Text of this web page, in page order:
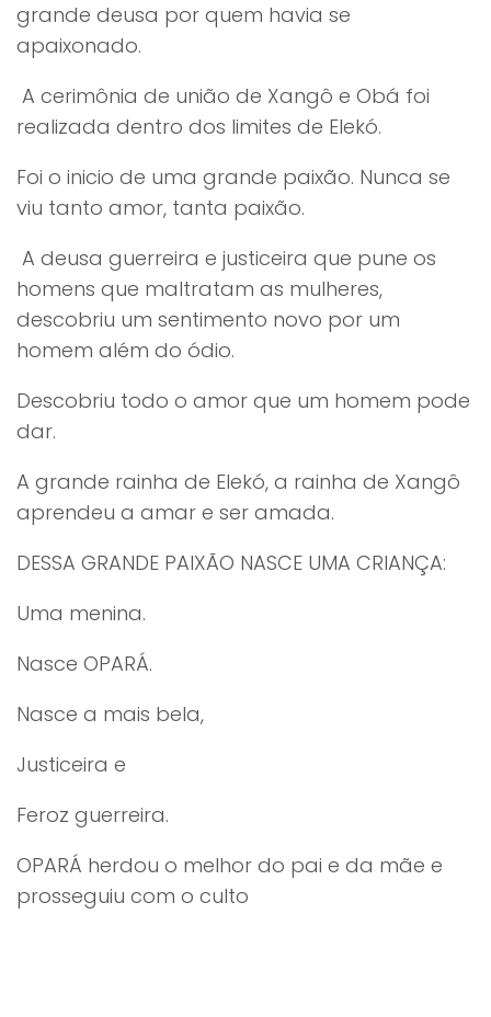
grande deusa por quem havia se
apaixonado.
A cerimônia de união de Xangô e Obá foi
realizada dentro dos limites de Elekó.
Foi o inicio de uma grande paixão. Nunca se
viu tanto amor, tanta paixão.
A deusa guerreira e justiceira que pune os
homens que maltratam as mulheres,
descobriu um sentimento novo por um
homem além do ódio.
Descobriu todo o amor que um homem pode
dar.
A grande rainha de Elekó, a rainha de Xangô
aprendeu a amar e ser amada.
DESSA GRANDE PAIXÃO NASCE UMA CRIANÇA:
Uma menina.
Nasce OPARÁ.
Nasce a mais bela,
Justiceira e
Feroz guerreira.
OPARÁ herdou o melhor do pai e da mãe e
prosseguiu com o culto